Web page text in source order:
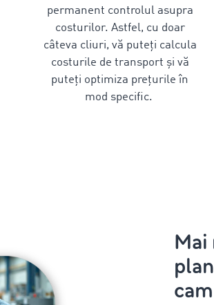
permanent controlul asupra
costurilor. Astfel, cu doar
câteva cliuri, vă puteți calcula
costurile de transport și vă
puteți optimiza prețurile în
mod specific.